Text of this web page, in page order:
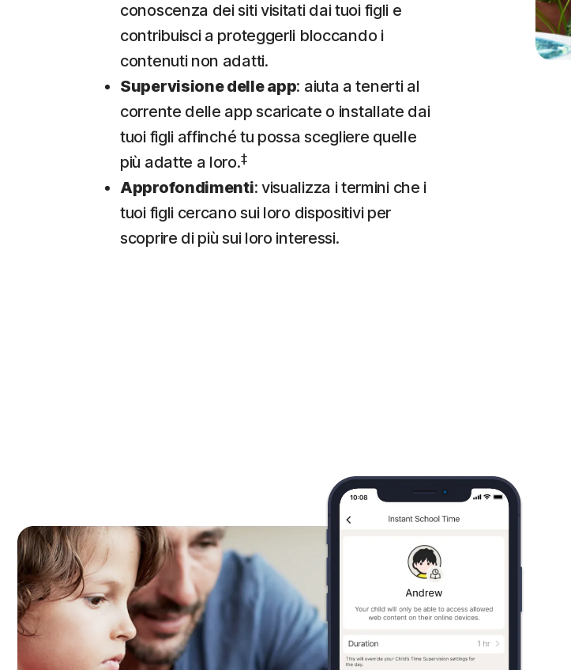
conoscenza dei siti visitati dai tuoi figli e
contribuisci a proteggerli bloccando i
contenuti non adatti.
Supervisione delle app: aiuta a tenerti al
corrente delle app scaricate o installate dai
tuoi figli affinché tu possa scegliere quelle
più adatte a loro.‡
Approfondimenti: visualizza i termini che i
tuoi figli cercano sui loro dispositivi per
scoprire di più sui loro interessi.